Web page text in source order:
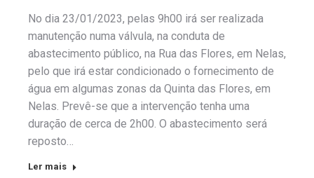
No dia 23/01/2023, pelas 9h00 irá ser realizada
manutenção numa válvula, na conduta de
abastecimento público, na Rua das Flores, em Nelas,
pelo que irá estar condicionado o fornecimento de
água em algumas zonas da Quinta das Flores, em
Nelas. Prevê-se que a intervenção tenha uma
duração de cerca de 2h00. O abastecimento será
reposto…
Ler mais